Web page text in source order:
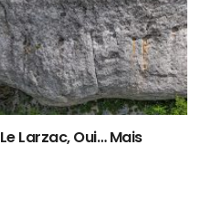
Larzac, Oui… Mais